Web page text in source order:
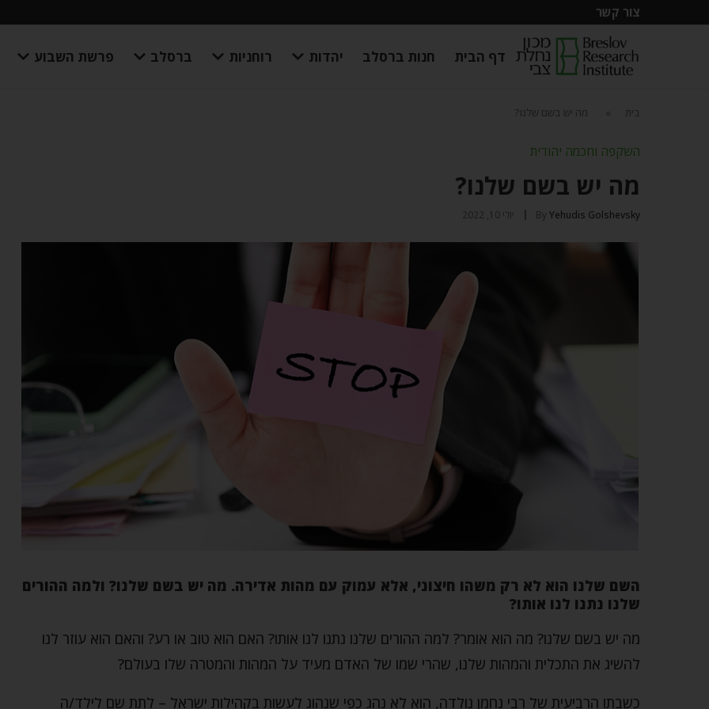
צור קשר
דף הבית חנות ברסלב יהדות רוחניות ברסלב פרשת השבוע
בית מה יש בשם שלנו?
השקפה וחכמה יהודית
מה יש בשם שלנו?
By Yehudis Golshevsky יולי 10, 2022
השם שלנו הוא לא רק משהו חיצוני, אלא עמוק עם מהות אדירה. מה יש בשם שלנו? ולמה ההורים
שלנו נתנו לנו אותו?
מה יש בשם שלנו? מה הוא אומר? למה ההורים שלנו נתנו לנו אותו? האם הוא טוב או רע? והאם הוא עוזר לנו
להשיג את התכלית והמהות שלנו, שהרי שמו של האדם מעיד על המהות והמטרה שלו בעולם?
כשבתו הרביעית של רבי נחמן נולדה, הוא לא נהג כפי שנהוג לעשות בקהילות ישראל – לתת שם לילד/ה